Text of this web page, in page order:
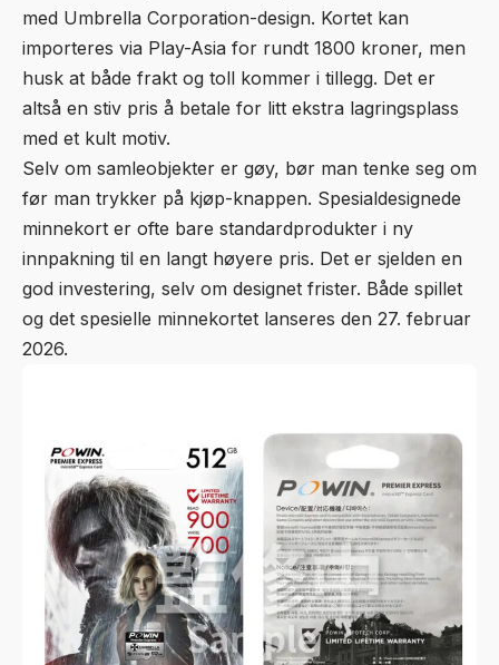
med Umbrella Corporation-design. Kortet kan
importeres via Play-Asia for rundt 1800 kroner, men
husk at både frakt og toll kommer i tillegg. Det er
altså en stiv pris å betale for litt ekstra lagringsplass
med et kult motiv.
Selv om samleobjekter er gøy, bør man tenke seg om
før man trykker på kjøp-knappen. Spesialdesignede
minnekort er ofte bare standardprodukter i ny
innpakning til en langt høyere pris. Det er sjelden en
god investering, selv om designet frister. Både spillet
og det spesielle minnekortet lanseres den 27. februar
2026.